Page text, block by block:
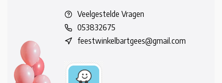
Veelgestelde Vragen
053832675
feestwinkelbartgees@gmail.com